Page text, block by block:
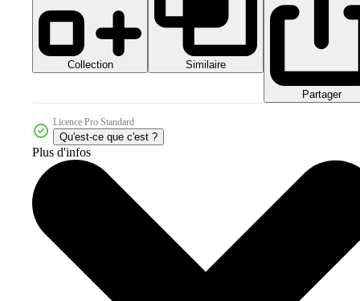
Collection Similaire
Partager
Licence Pro Standard
Qu'est-ce que c'est ?
Plus d'infos